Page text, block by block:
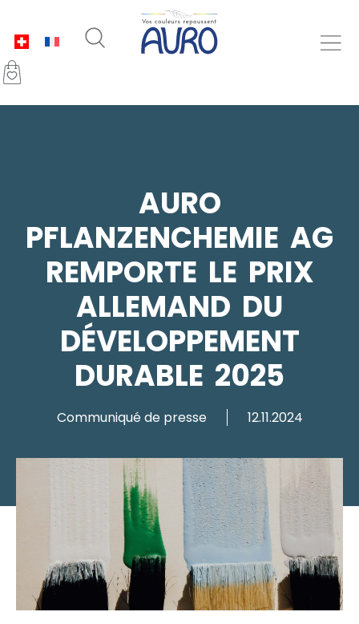
AURO
PFLANZENCHEMIE AG
REMPORTE LE PRIX
ALLEMAND DU
DÉVELOPPEMENT
DURABLE 2025
Communiqué de presse 12.11.2024